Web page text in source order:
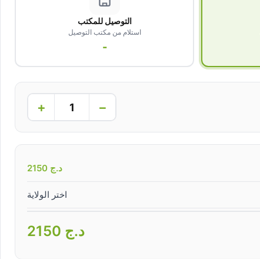
التوصيل للمكتب
استلام من مكتب التوصيل
-
−
+
د.ج
اختر الولاية
د.ج